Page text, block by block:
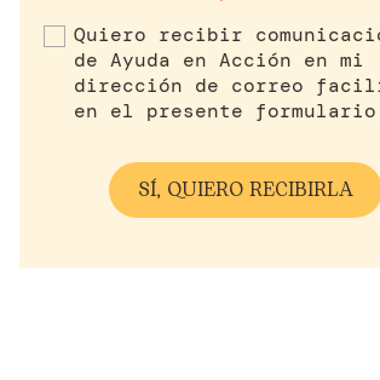
Quiero recibir
de Ayuda en Acción en mi
dirección de correo
en el presente